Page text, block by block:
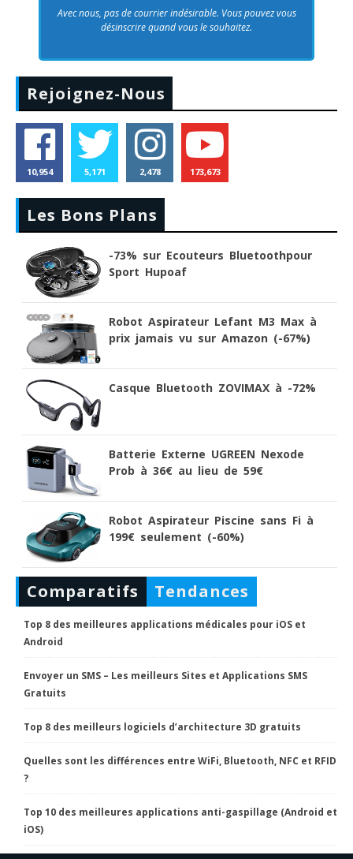
Avec nous, pas de courrier indésirable. Vous pouvez vous
désinscrire quand vous le souhaitez.
Rejoignez-Nous
10,954 5,171 2,478 173,673
Les Bons Plans
-73% sur Ecouteurs Bluetoothpour
Sport Hupoaf
Robot Aspirateur Lefant M3 Max à
prix jamais vu sur Amazon (-67%)
Casque Bluetooth ZOVIMAX à -72%
Batterie Externe UGREEN Nexode
Prob à 36€ au lieu de 59€
Robot Aspirateur Piscine sans Fi à
199€ seulement (-60%)
Comparatifs Tendances
Top 8 des meilleures applications médicales pour iOS et
Android
Envoyer un SMS – Les meilleurs Sites et Applications SMS
Gratuits
Top 8 des meilleurs logiciels d’architecture 3D gratuits
Quelles sont les différences entre WiFi, Bluetooth, NFC et RFID
?
Top 10 des meilleures applications anti-gaspillage (Android et
iOS)